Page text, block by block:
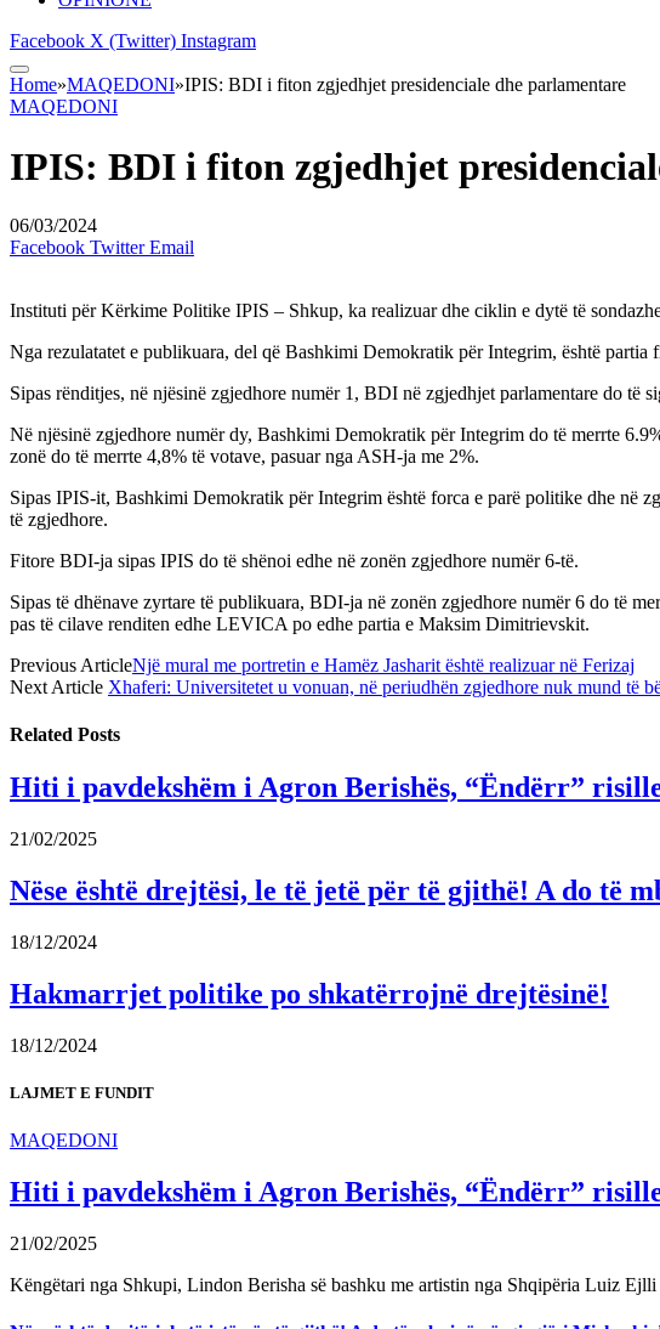
Facebook X (Twitter) Instagram
Home»MAQEDONI»IPIS: BDI i fiton zgjedhjet presidenciale dhe parlamentare
MAQEDONI
IPIS: BDI i fiton zgjedhjet
06/03/2024
Facebook Twitter Email
Instituti për Kërkime Politike IPIS – Shkup, ka realizuar dhe ciklin e dytë të
Nga rezulatatet e publikuara, del që Bashkimi Demokratik për Integrim, është partia
Sipas rënditjes, në njësinë zgjedhore numër 1, BDI në zgjedhjet parlamentare do
Në njësinë zgjedhore numër dy, Bashkimi Demokratik për Integrim do të merrte
zonë do të merrte 4,8% të votave, pasuar nga ASH-ja me 2%.
Sipas IPIS-it, Bashkimi Demokratik për Integrim është forca e parë politike dhe në
të zgjedhore.
Fitore BDI-ja sipas IPIS do të shënoi edhe në zonën zgjedhore numër 6-të.
Sipas të dhënave zyrtare të publikuara, BDI-ja në zonën zgjedhore numër 6 do të
pas të cilave renditen edhe LEVICA po edhe partia e Maksim Dimitrievskit.
Previous ArticleNjë mural me portretin e Hamëz Jasharit është realizuar në Ferizaj
Next Article Xhaferi: Universitetet u vonuan, në periudhën zgjedhore nuk mund të
Related Posts
Hiti i pavdekshëm i Agron Berishës, “Ëndërr”
21/02/2025
Nëse është drejtësi, le të jetë për të gjithë! A do të
18/12/2024
Hakmarrjet politike po shkatërrojnë drejtësinë!
18/12/2024
LAJMET E FUNDIT
MAQEDONI
Hiti i pavdekshëm i Agron Berishës, “Ëndërr”
21/02/2025
Këngëtari nga Shkupi, Lindon Berisha së bashku me artistin nga Shqipëria Luiz